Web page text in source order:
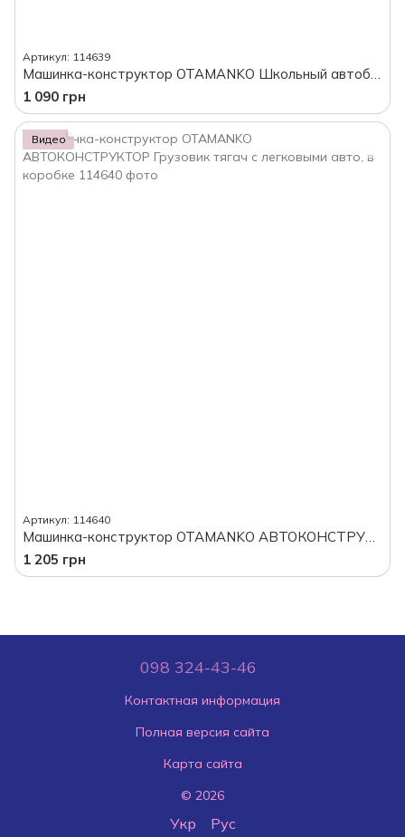
Артикул: 114639
1 090 грн
Видео
Артикул: 114640
1 205 грн
098 324-43-46
Контактная информация
Полная версия сайта
Карта сайта
© 2026
Укр Рус